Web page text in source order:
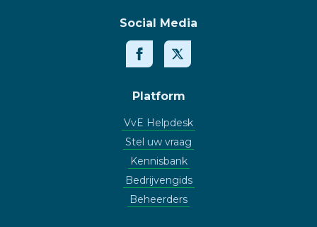
Social Media
Platform
VvE Helpdesk
Stel uw vraag
Kennisbank
Bedrijvengids
Beheerders